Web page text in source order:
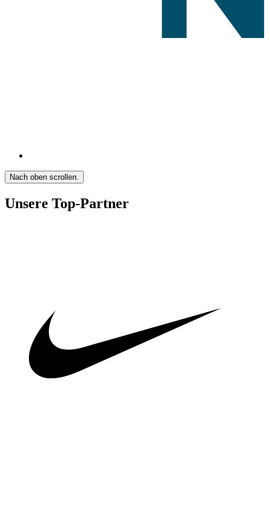
Nach oben scrollen.
Unsere Top-Partner